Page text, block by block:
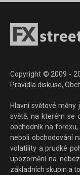
Copyright © 2009 -
Pravidla diskuse,
Hlavní světové měny
světě, na kterém se
obchodník na
neboli obchodování
volatility a prudké
upozornění na
základních skupin a